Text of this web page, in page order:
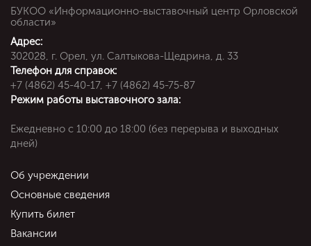
БУКОО «Информационно-выставочный центр Орловской
области»
Адрес:
302028, г. Орел, ул. Салтыкова-Щедрина, д. 33
Телефон для справок:
+7 (4862) 45-40-17, +7 (4862) 45-75-87
Режим работы выставочного зала:
Ежедневно c 10:00 до 18:00 (без перерыва и выходных
дней)
Об учреждении
Основные сведения
Купить билет
Вакансии